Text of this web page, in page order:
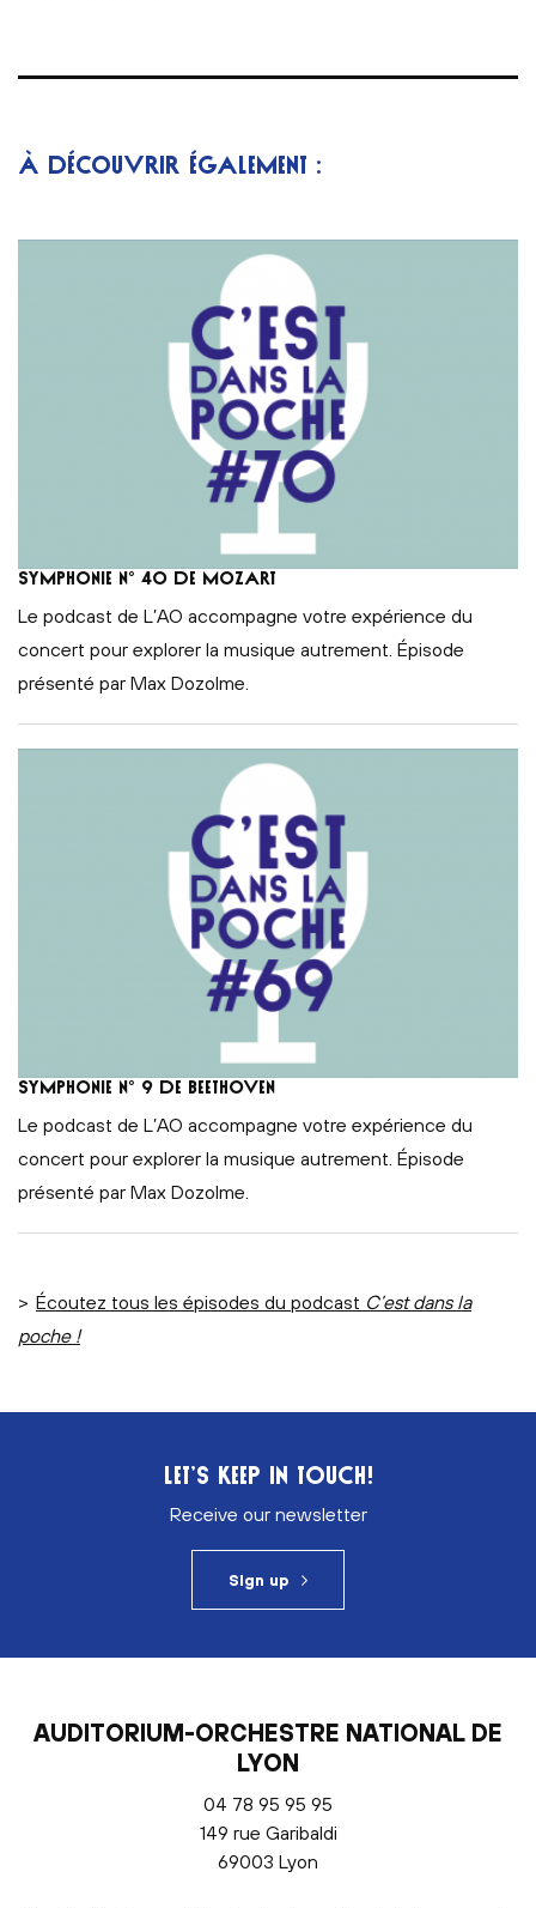
À DÉCOUVRIR ÉGALEMENT :
Symphonie n° 40 de Mozart
Le podcast de L’AO accompagne votre expérience du
concert pour explorer la musique autrement. Épisode
présenté par Max Dozolme.
Symphonie n° 9 de Beethoven
Le podcast de L’AO accompagne votre expérience du
concert pour explorer la musique autrement. Épisode
présenté par Max Dozolme.
> Écoutez tous les épisodes du podcast C’est dans la
poche !
LET’S KEEP IN TOUCH!
Receive our newsletter
Sign up
AUDITORIUM-ORCHESTRE NATIONAL DE
LYON
04 78 95 95 95
149 rue Garibaldi
69003 Lyon